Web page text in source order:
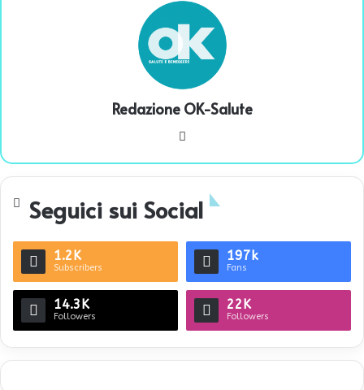
Redazione OK-Salute
te
Seguici sui Social
1.2K
Subscribers
197k
Fans
14.3K
Followers
22K
Followers